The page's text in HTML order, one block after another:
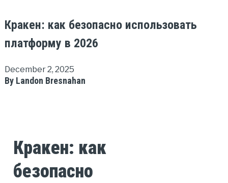
Кракен: как безопасно использовать
платформу в 2026
December 2, 2025
By Landon Bresnahan
Кракен: как
безопасно